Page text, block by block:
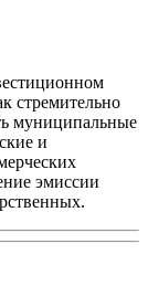
стремительно
муниципальные
и
эмиссии